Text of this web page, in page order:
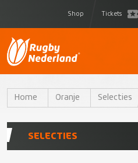
Shop Tickets
Home Oranje Selecties
SELECTIES